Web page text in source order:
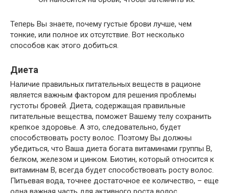
Теперь Вы знаете, почему густые брови лучше, чем
тонкие, или полное их отсутствие. Вот несколько
способов как этого добиться.
Диета
Наличие правильных питательных веществ в рационе
является важным фактором для решения проблемы
густоты бровей. Диета, содержащая правильные
питательные вещества, поможет Вашему телу сохранить
крепкое здоровье. А это, следовательно, будет
способствовать росту волос. Поэтому Вы должны
убедиться, что Ваша диета богата витаминами группы B,
белком, железом и цинком. Биотин, который относится к
витаминам B, всегда будет способствовать росту волос.
Питьевая вода, точнее достаточное ее количество, – еще